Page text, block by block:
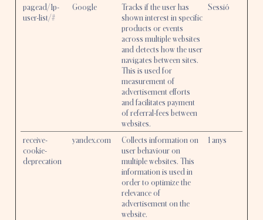
pagead/1p-
user-list/#
Google
Tracks if the user has
shown interest in specific
products or events
across multiple websites
and detects how the user
navigates between sites.
This is used for
measurement of
advertisement efforts
and facilitates payment
of referral-fees between
websites.
Sessió
receive-
cookie-
deprecation
yandex.com
Collects information on
user behaviour on
multiple websites. This
information is used in
order to optimize the
relevance of
advertisement on the
website.
1 anys